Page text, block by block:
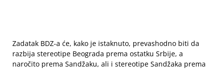
Zadatak BDZ-a će, kako je istaknuto, prevashodno biti da
razbija stereotipe Beograda prema ostatku Srbije, a
naročito prema Sandžaku, ali i stereotipe Sandžaka prema